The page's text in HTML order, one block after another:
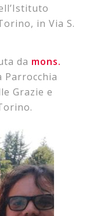
in Via S.
da mons.
Parrocchia
Grazie e